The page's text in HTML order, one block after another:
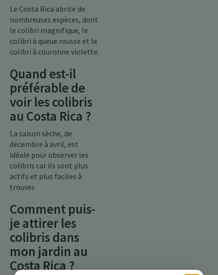
Le Costa Rica abrite de
nombreuses espèces, dont
le colibri magnifique, le
colibri à queue rousse et le
colibri à couronne violette.
Quand est-il
préférable de
voir les colibris
au Costa Rica ?
La saison sèche, de
décembre à avril, est
idéale pour observer les
colibris car ils sont plus
actifs et plus faciles à
trouver.
Comment puis-
je attirer les
colibris dans
mon jardin au
Costa Rica ?